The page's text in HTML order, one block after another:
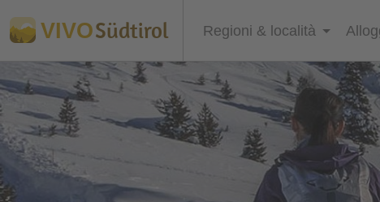
VIVOSüdtirol Regioni & località